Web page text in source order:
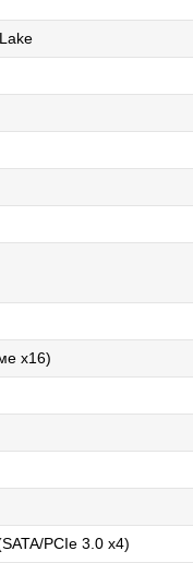
x16)
PCIe 3.0 x4)